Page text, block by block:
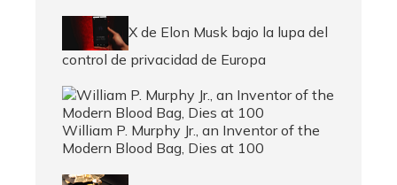
X de Elon Musk bajo la lupa del
control de privacidad de Europa
William P. Murphy Jr., an Inventor of the
Modern Blood Bag, Dies at 100